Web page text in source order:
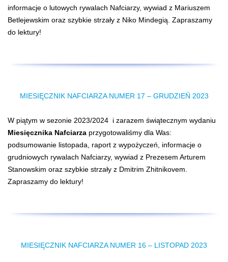
informacje o lutowych rywalach Nafciarzy, wywiad z Mariuszem
Betlejewskim oraz szybkie strzały z Niko Mindegią. Zapraszamy
do lektury!
MIESIĘCZNIK NAFCIARZA NUMER 17 – GRUDZIEŃ 2023
W piątym w sezonie 2023/2024 i zarazem świątecznym wydaniu
Miesięcznika Nafciarza przygotowaliśmy dla Was:
podsumowanie listopada, raport z wypożyczeń, informacje o
grudniowych rywalach Nafciarzy, wywiad z Prezesem Arturem
Stanowskim oraz szybkie strzały z Dmitrim Zhitnikovem.
Zapraszamy do lektury!
MIESIĘCZNIK NAFCIARZA NUMER 16 – LISTOPAD 2023